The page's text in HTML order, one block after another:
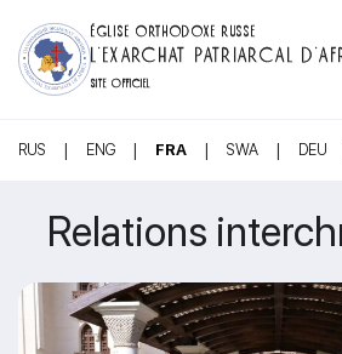
ÉGLISE ORTHODOXE RUSSE
L’EXARCHAT PATRIARCAL
SITE OFFICIEL
RUS | ENG | FRA | SWA | DEU
Relations